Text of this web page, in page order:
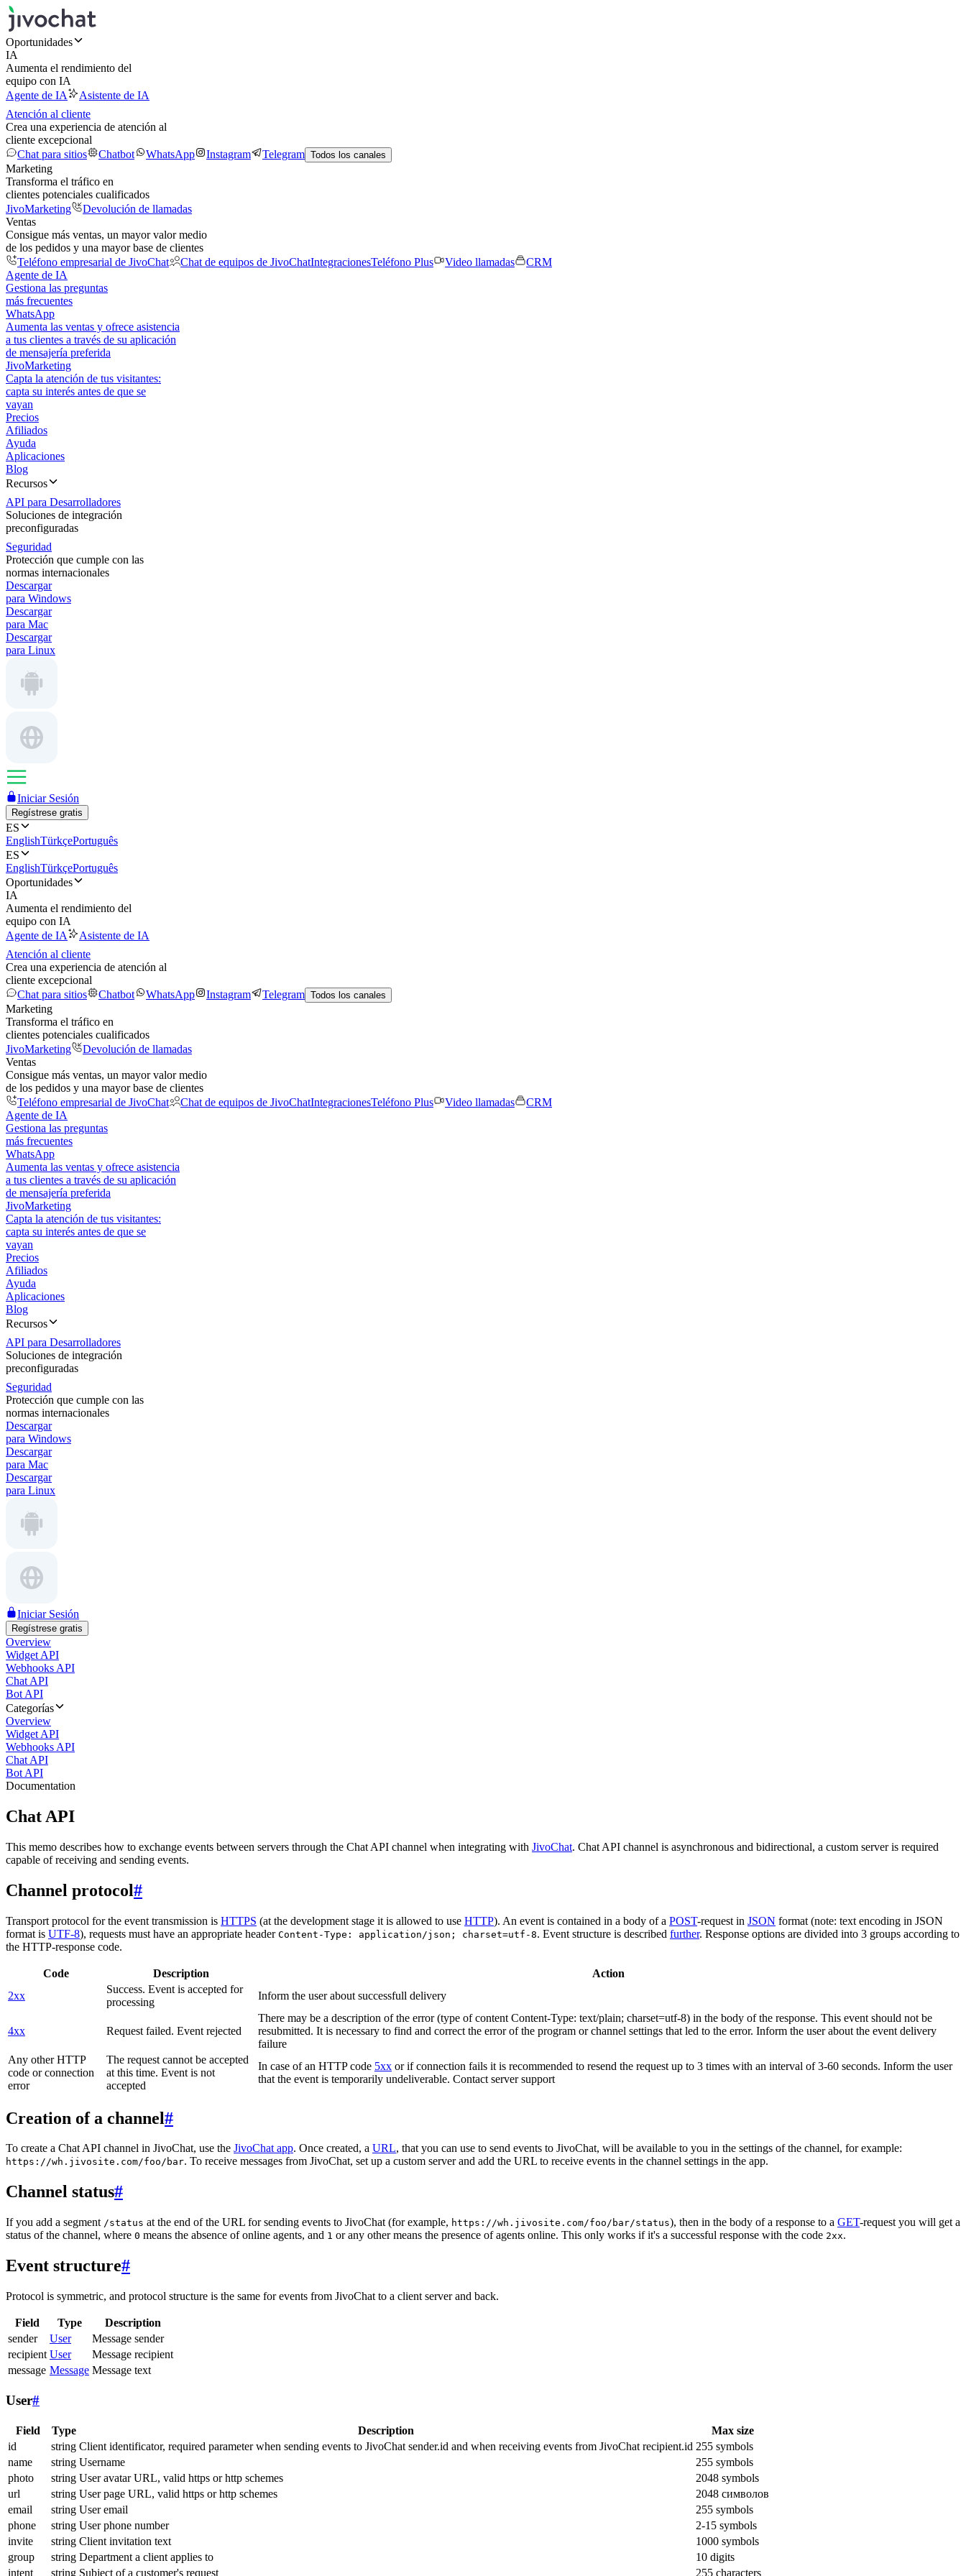
Oportunidades
IA
Aumenta el rendimiento del
equipo con IA
Agente de IA
Asistente de IA
Atención al cliente
Crea una experiencia de atención al
cliente excepcional
Chat para sitios
Chatbot WhatsApp Instagram Telegram Todos los canales
Marketing
Transforma el tráfico en
clientes potenciales cualificados
JivoMarketing
Devolución de llamadas
Ventas
Consigue más ventas, un mayor valor medio
de los pedidos y una mayor base de clientes
Teléfono empresarial de JivoChat
Chat de equipos de JivoChatIntegracionesTeléfono Plus Video llamadas
CRM
Agente de IA
Gestiona las preguntas
más frecuentes
WhatsApp
Aumenta las ventas y ofrece asistencia
a tus clientes a través de su aplicación
de mensajería preferida
JivoMarketing
Capta la atención de tus visitantes:
capta su interés antes de que se
vayan
Precios
Afiliados
Ayuda
Aplicaciones
Blog
Recursos
API para Desarrolladores
Soluciones de integración
preconfiguradas
Seguridad
Protección que cumple con las
normas internacionales
Descargar
para Windows
Descargar
para Mac
Descargar
para Linux
Iniciar Sesión
Regístrese gratis
ES
EnglishTürkçePortuguês
ES
EnglishTürkçePortuguês
Oportunidades
IA
Aumenta el rendimiento del
equipo con IA
Agente de IA
Asistente de IA
Atención al cliente
Crea una experiencia de atención al
cliente excepcional
Chat para sitios
Chatbot WhatsApp Instagram Telegram Todos los canales
Marketing
Transforma el tráfico en
clientes potenciales cualificados
JivoMarketing
Devolución de llamadas
Ventas
Consigue más ventas, un mayor valor medio
de los pedidos y una mayor base de clientes
Teléfono empresarial de JivoChat
Chat de equipos de JivoChatIntegracionesTeléfono Plus Video llamadas
CRM
Agente de IA
Gestiona las preguntas
más frecuentes
WhatsApp
Aumenta las ventas y ofrece asistencia
a tus clientes a través de su aplicación
de mensajería preferida
JivoMarketing
Capta la atención de tus visitantes:
capta su interés antes de que se
vayan
Precios
Afiliados
Ayuda
Aplicaciones
Blog
Recursos
API para Desarrolladores
Soluciones de integración
preconfiguradas
Seguridad
Protección que cumple con las
normas internacionales
Descargar
para Windows
Descargar
para Mac
Descargar
para Linux
Iniciar Sesión
Regístrese gratis
Overview
Widget API
Webhooks API
Chat API
Bot API
Categorías
Overview
Widget API
Webhooks API
Chat API
Bot API
Documentation
Chat API
This memo describes how to exchange events between servers through the Chat API channel when integrating with JivoChat. Chat API channel is asynchronous and bidirectional, a custom server is required
capable of receiving and sending events.
Channel protocol#
Transport protocol for the event transmission is HTTPS (at the development stage it is allowed to use HTTP). An event is contained in a body of a POST-request in JSON format (note: text encoding in JSON
format is UTF-8), requests must have an appropriate header Content-Type: application/json; charset=utf-8. Event structure is described further. Response options are divided into 3 groups according to
the HTTP-response code.
Code Description
Action
2xx
Success. Event is accepted for
processing
Inform the user about successfull delivery
4xx Request failed. Event rejected
There may be a description of the error (type of content Content-Type: text/plain; charset=utf-8) in the body of the response. This event should not be
resubmitted. It is necessary to find and correct the error of the program or channel settings that led to the error. Inform the user about the event delivery
failure
Any other HTTP
code or connection
error
The request cannot be accepted
at this time. Event is not
accepted
In case of an HTTP code 5xx or if connection fails it is recommended to resend the request up to 3 times with an interval of 3-60 seconds. Inform the user
that the event is temporarily undeliverable. Contact server support
Creation of a channel#
To create a Chat API channel in JivoChat, use the JivoChat app. Once created, a URL, that you can use to send events to JivoChat, will be available to you in the settings of the channel, for example:
https://wh.jivosite.com/foo/bar. To receive messages from JivoChat, set up a custom server and add the URL to receive events in the channel settings in the app.
Channel status#
If you add a segment /status at the end of the URL for sending events to JivoChat (for example, https://wh.jivosite.com/foo/bar/status), then in the body of a response to a GET-request you will get a
status of the channel, where 0 means the absence of online agents, and 1 or any other means the presence of agents online. This only works if it's a successful response with the code 2xx.
Event structure#
Protocol is symmetric, and protocol structure is the same for events from JivoChat to a client server and back.
Field Type
Description
sender
User
Message sender
recipient User
Message recipient
message Message Message text
User#
Field Type Description
Max size
id
string Client identificator, required parameter when sending events to JivoChat sender.id and when receiving events from JivoChat recipient.id 255 symbols
name
string Username
255 symbols
photo
string User avatar URL, valid https or http schemes
2048 symbols
url
string User page URL, valid https or http schemes
2048 символов
email
string User email
255 symbols
phone
string User phone number
2-15 symbols
invite
string Client invitation text
1000 symbols
group
string Department a client applies to
10 digits
intent
string Subject of a customer's request 255 characters